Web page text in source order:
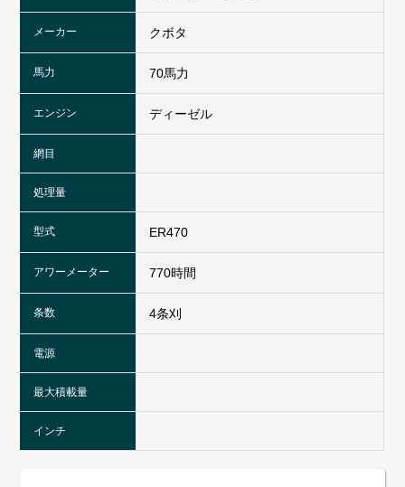
メーカー クボタ
馬力 70馬力
エンジン ディーゼル
網目
処理量
型式 ER470
アワーメーター 770時間
条数 4条刈
電源
最大積載量
インチ